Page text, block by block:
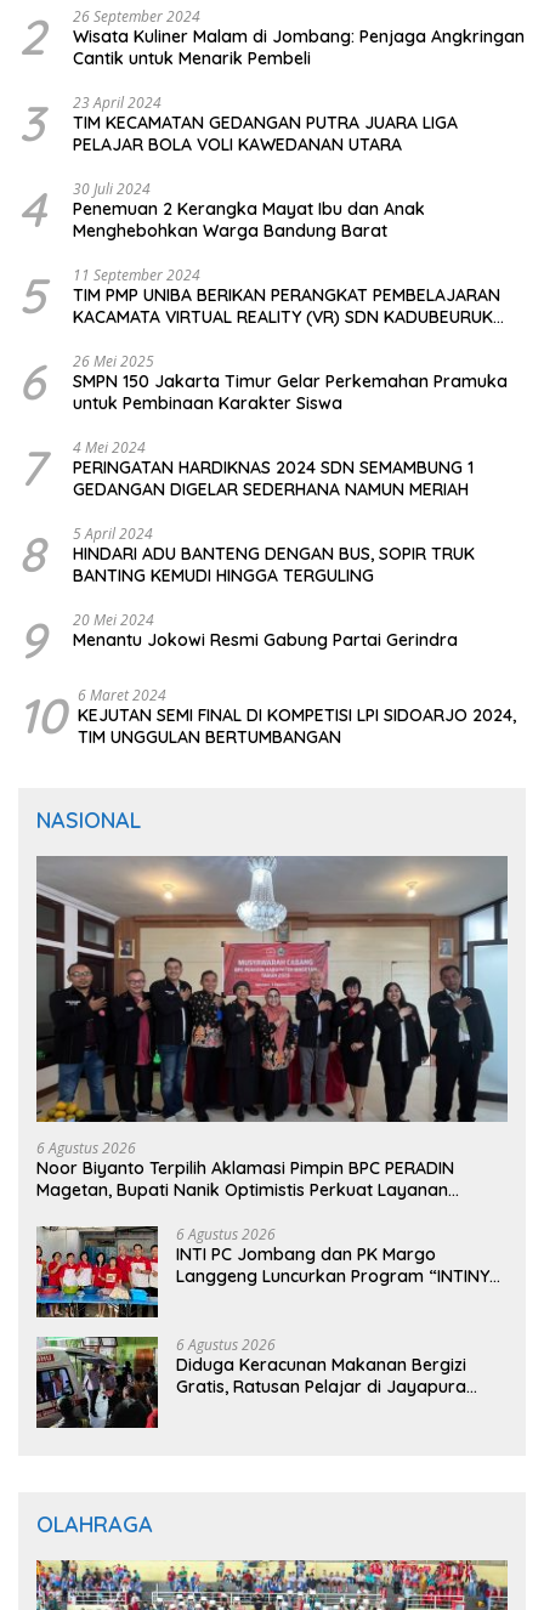
2 26 September 2024
Wisata Kuliner Malam di Jombang: Penjaga Angkringan
Cantik untuk Menarik Pembeli
3 23 April 2024
TIM KECAMATAN GEDANGAN PUTRA JUARA LIGA
PELAJAR BOLA VOLI KAWEDANAN UTARA
4 30 Juli 2024
Penemuan 2 Kerangka Mayat Ibu dan Anak
Menghebohkan Warga Bandung Barat
5 11 September 2024
TIM PMP UNIBA BERIKAN PERANGKAT PEMBELAJARAN
KACAMATA VIRTUAL REALITY (VR) SDN KADUBEURUK
6 26 Mei 2025
SMPN 150 Jakarta Timur Gelar Perkemahan Pramuka
untuk Pembinaan Karakter Siswa
7 4 Mei 2024
PERINGATAN HARDIKNAS 2024 SDN SEMAMBUNG 1
GEDANGAN DIGELAR SEDERHANA NAMUN MERIAH
8 5 April 2024
HINDARI ADU BANTENG DENGAN BUS, SOPIR TRUK
BANTING KEMUDI HINGGA TERGULING
9 20 Mei 2024
Menantu Jokowi Resmi Gabung Partai Gerindra
10 6 Maret 2024
KEJUTAN SEMI FINAL DI KOMPETISI LPI SIDOARJO 2024,
TIM UNGGULAN BERTUMBANGAN
NASIONAL
6 Agustus 2026
Noor Biyanto Terpilih Aklamasi Pimpin BPC PERADIN
Magetan, Bupati Nanik Optimistis Perkuat Layanan
6 Agustus 2026
INTI PC Jombang dan PK Margo
Langgeng Luncurkan Program “INTINYA
6 Agustus 2026
Diduga Keracunan Makanan Bergizi
Gratis, Ratusan Pelajar di Jayapura
OLAHRAGA